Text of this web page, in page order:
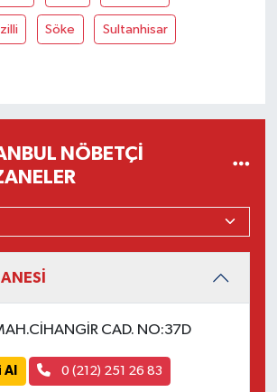
Söke Sultanhisar
NÖBETÇI
CAD. NO:37D
0 (212) 251 26 83